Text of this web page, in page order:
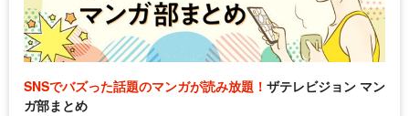
SNSでバズった話題のマンガが読み放題！ ザテレビジョン マン
ガ部まとめ